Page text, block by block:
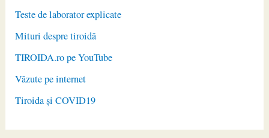
Teste de laborator explicate
Mituri despre tiroidă
TIROIDA.ro pe YouTube
Văzute pe internet
Tiroida și COVID19